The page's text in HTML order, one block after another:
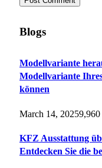
Blogs
Modellvariante
Modellvariante
können
March 14, 20259,960
KFZ Ausstattung
Entdecken Sie die